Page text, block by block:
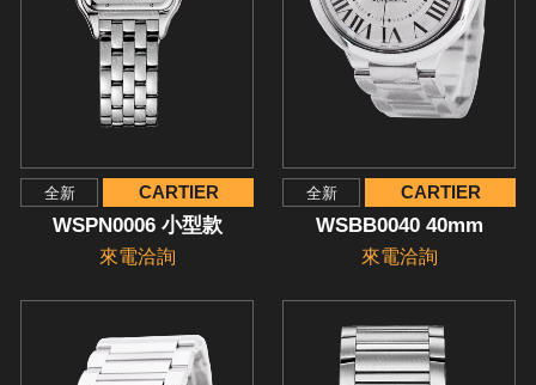
全新 CARTIER
WSPN0006 小型款
來電洽詢
全新 CARTIER
WSBB0040 40mm
來電洽詢